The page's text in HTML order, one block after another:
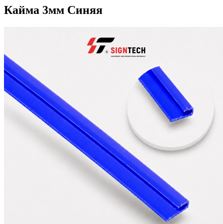
Кайма 3мм Синяя